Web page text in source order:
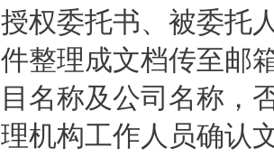
授权委托书、被委托
件整理成文档传至邮
目名称及公司名称，
理机构工作人员确认